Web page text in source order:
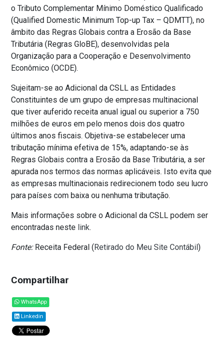
o Tributo Complementar Mínimo Doméstico Qualificado
(Qualified Domestic Minimum Top-up Tax – QDMTT), no
âmbito das Regras Globais contra a Erosão da Base
Tributária (Regras GloBE), desenvolvidas pela
Organização para a Cooperação e Desenvolvimento
Econômico (OCDE).
Sujeitam-se ao Adicional da CSLL as Entidades
Constituintes de um grupo de empresas multinacional
que tiver auferido receita anual igual ou superior a 750
milhões de euros em pelo menos dois dos quatro
últimos anos fiscais. Objetiva-se estabelecer uma
tributação mínima efetiva de 15%, adaptando-se às
Regras Globais contra a Erosão da Base Tributária, a ser
apurada nos termos das normas aplicáveis. Isto evita que
as empresas multinacionais redirecionem todo seu lucro
para países com baixa ou nenhuma tributação.
Mais informações sobre o Adicional da CSLL podem ser
encontradas neste link.
Fonte:Receita Federal (Retirado do Meu Site Contábil)
Compartilhar
WhatsApp
Linkedin